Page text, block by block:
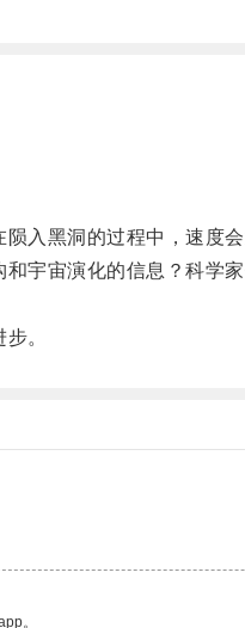
黑洞的过程中，速度会
宙演化的信息？科学
。
。